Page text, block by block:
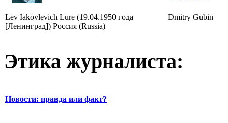
Lev Iakovlevich Lure (19.04.1950 года
[Ленинград]) Россия (Russia)
Dmitry Gubin
Этика журналиста:
Новости: правда или факт?